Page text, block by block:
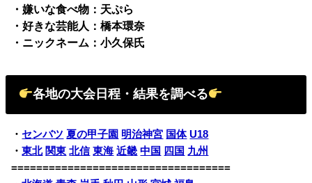
・嫌いな食べ物：天ぷら
・好きな芸能人：橋本環奈
・ニックネーム：小久保氏
各地の大会日程・結果を調べる
・ センバツ 夏の甲子園 明治神宮 国体 U18
・東北 関東 北信 東海 近畿 中国 四国 九州
===================================